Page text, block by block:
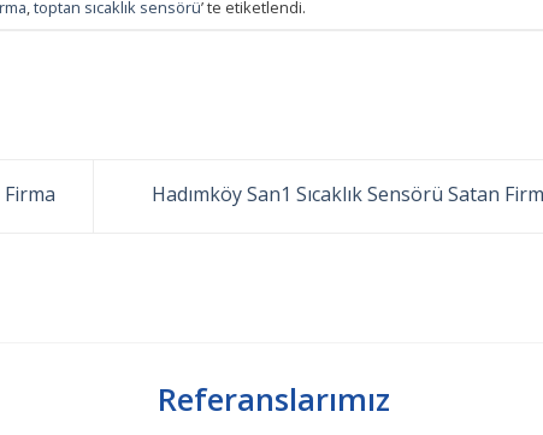
,toptan sıcaklık sensörü’ te etiketlendi.
Firma Hadımköy San1 Sıcaklık Sensörü Satan
Referanslarımız